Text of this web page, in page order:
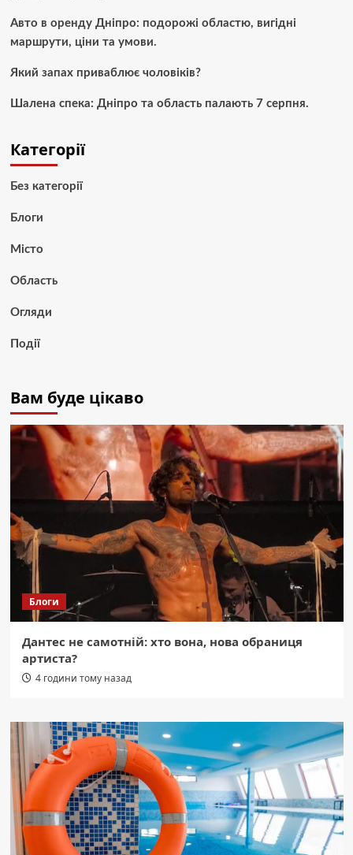
Авто в оренду Дніпро: подорожі областю, вигідні
маршрути, ціни та умови.
Який запах приваблює чоловіків?
Шалена спека: Дніпро та область палають 7 серпня.
Категорії
Без категорії
Блоги
Місто
Область
Огляди
Події
Вам буде цікаво
Блоги
Дантес не самотній: хто вона, нова обраниця
артиста?
4 години тому назад